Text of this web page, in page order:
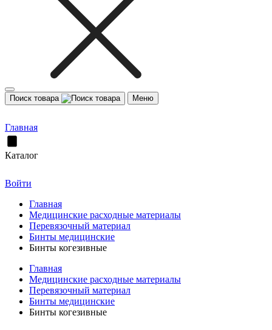
Поиск товара Меню
Главная
Каталог
Войти
Главная
Медицинские расходные материалы
Перевязочный материал
Бинты медицинские
Бинты когезивные
Главная
Медицинские расходные материалы
Перевязочный материал
Бинты медицинские
Бинты когезивные